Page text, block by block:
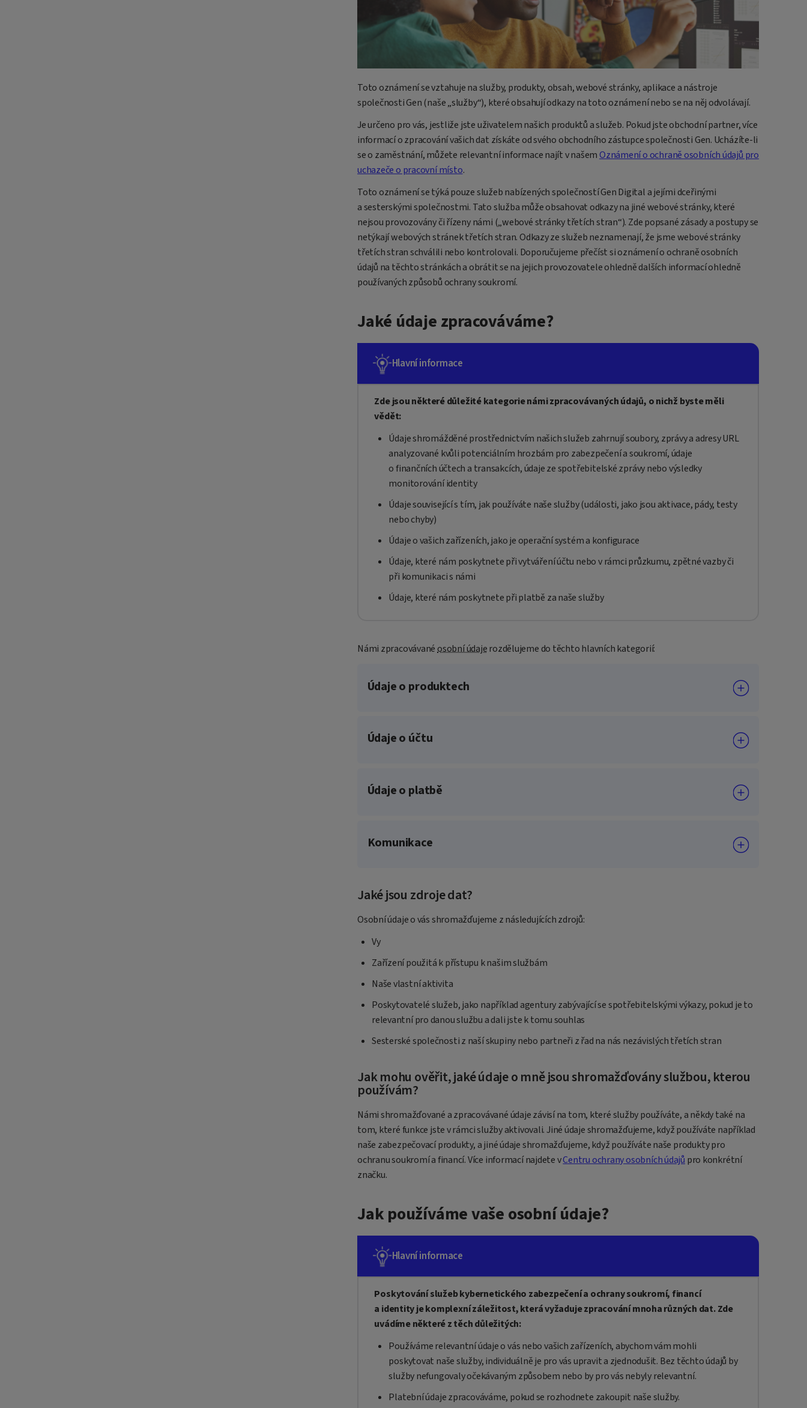
Toto oznámení se vztahuje na služby, produkty, obsah, webové stránky, aplikace a nástroje
společnosti Gen (naše „služby“), které obsahují odkazy na toto oznámení nebo se na něj odvolávají.
Je určeno pro vás, jestliže jste uživatelem našich produktů a služeb. Pokud jste obchodní partner, více
informací o zpracování vašich dat získáte od svého obchodního zástupce společnosti Gen. Ucházíte-li
se o zaměstnání, můžete relevantní informace najít v našemOznámení o ochraně osobních údajů pro
uchazeče o pracovní místo.
Toto oznámení se týká pouze služeb nabízených společností Gen Digital a jejími dceřinými
a sesterskými společnostmi. Tato služba může obsahovat odkazy na jiné webové stránky, které
nejsou provozovány či řízeny námi („webové stránky třetích stran“). Zde popsané zásady a postupy se
netýkají webových stránek třetích stran. Odkazy ze služeb neznamenají, že jsme webové stránky
třetích stran schválili nebo kontrolovali. Doporučujeme přečíst si oznámení o ochraně osobních
údajů na těchto stránkách a obrátit se na jejich provozovatele ohledně dalších informací ohledně
používaných způsobů ochrany soukromí.
Jaké údaje zpracováváme?
Hlavní informace
Zde jsou některé důležité kategorie námi zpracovávaných údajů, o nichž byste měli
vědět:
Údaje shromážděné prostřednictvím našich služeb zahrnují soubory, zprávy a adresy URL
analyzované kvůli potenciálním hrozbám pro zabezpečení a soukromí, údaje
o finančních účtech a transakcích, údaje ze spotřebitelské zprávy nebo výsledky
monitorování identity
Údaje související s tím, jak používáte naše služby (události, jako jsou aktivace, pády, testy
nebo chyby)
Údaje o vašich zařízeních, jako je operační systém a konfigurace
Údaje, které nám poskytnete při vytváření účtu nebo v rámci průzkumu, zpětné vazby či
při komunikaci s námi
Údaje, které nám poskytnete při platbě za naše služby
Námi zpracovávanéosobní údajerozdělujeme do těchto hlavních kategorií:
Údaje o produktech
Údaje o účtu
Údaje o platbě
Komunikace
Jaké jsou zdroje dat?
Osobní údaje o vás shromažďujeme z následujících zdrojů:
Vy
Zařízení použitá k přístupu k našim službám
Naše vlastní aktivita
Poskytovatelé služeb, jako například agentury zabývající se spotřebitelskými výkazy, pokud je to
relevantní pro danou službu a dali jste k tomu souhlas
Sesterské společnosti z naší skupiny nebo partneři z řad na nás nezávislých třetích stran
Jak mohu ověřit, jaké údaje o mně jsou shromažďovány službou, kterou
používám?
Námi shromažďované a zpracovávané údaje závisí na tom, které služby používáte, a někdy také na
tom, které funkce jste v rámci služby aktivovali. Jiné údaje shromažďujeme, když používáte například
naše zabezpečovací produkty, a jiné údaje shromažďujeme, když používáte naše produkty pro
ochranu soukromí a financí. Více informací najdete vCentru ochrany osobních údajů pro konkrétní
značku.
Jak používáme vaše osobní údaje?
Hlavní informace
Poskytování služeb kybernetického zabezpečení a ochrany soukromí, financí
a identity je komplexní záležitost, která vyžaduje zpracování mnoha různých dat. Zde
uvádíme některé z těch důležitých:
Používáme relevantní údaje o vás nebo vašich zařízeních, abychom vám mohli
poskytovat naše služby, individuálně je pro vás upravit a zjednodušit. Bez těchto údajů by
služby nefungovaly očekávaným způsobem nebo by pro vás nebyly relevantní.
Platební údaje zpracováváme, pokud se rozhodnete zakoupit naše služby.